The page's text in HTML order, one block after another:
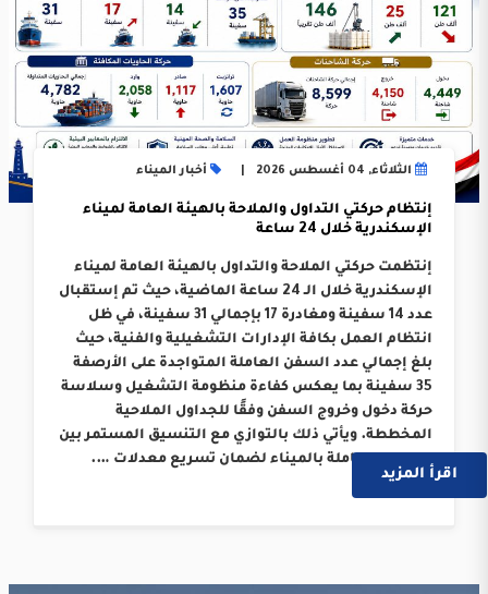
الثلاثاء, 04 أغسطس 2026 أخبار الميناء
إنتظام حركتي التداول والملاحة بالهيئة العامة لميناء
الإسكندرية خلال 24 ساعة
إنتظمت حركتي الملاحة والتداول بالهيئة العامة لميناء
الإسكندرية خلال الـ 24 ساعة الماضية، حيث تم إستقبال
عدد 14 سفينة ومغادرة 17 بإجمالي 31 سفينة، في ظل
انتظام العمل بكافة الإدارات التشغيلية والفنية، حيث
بلغ إجمالي عدد السفن العاملة المتواجدة على الأرصفة
35 سفينة بما يعكس كفاءة منظومة التشغيل وسلاسة
حركة دخول وخروج السفن وفقًا للجداول الملاحية
المخططة. ويأتي ذلك بالتوازي مع التنسيق المستمر بين
الجهات العاملة بالميناء لضمان تسريع معدلات ….
اقرأ المزيد